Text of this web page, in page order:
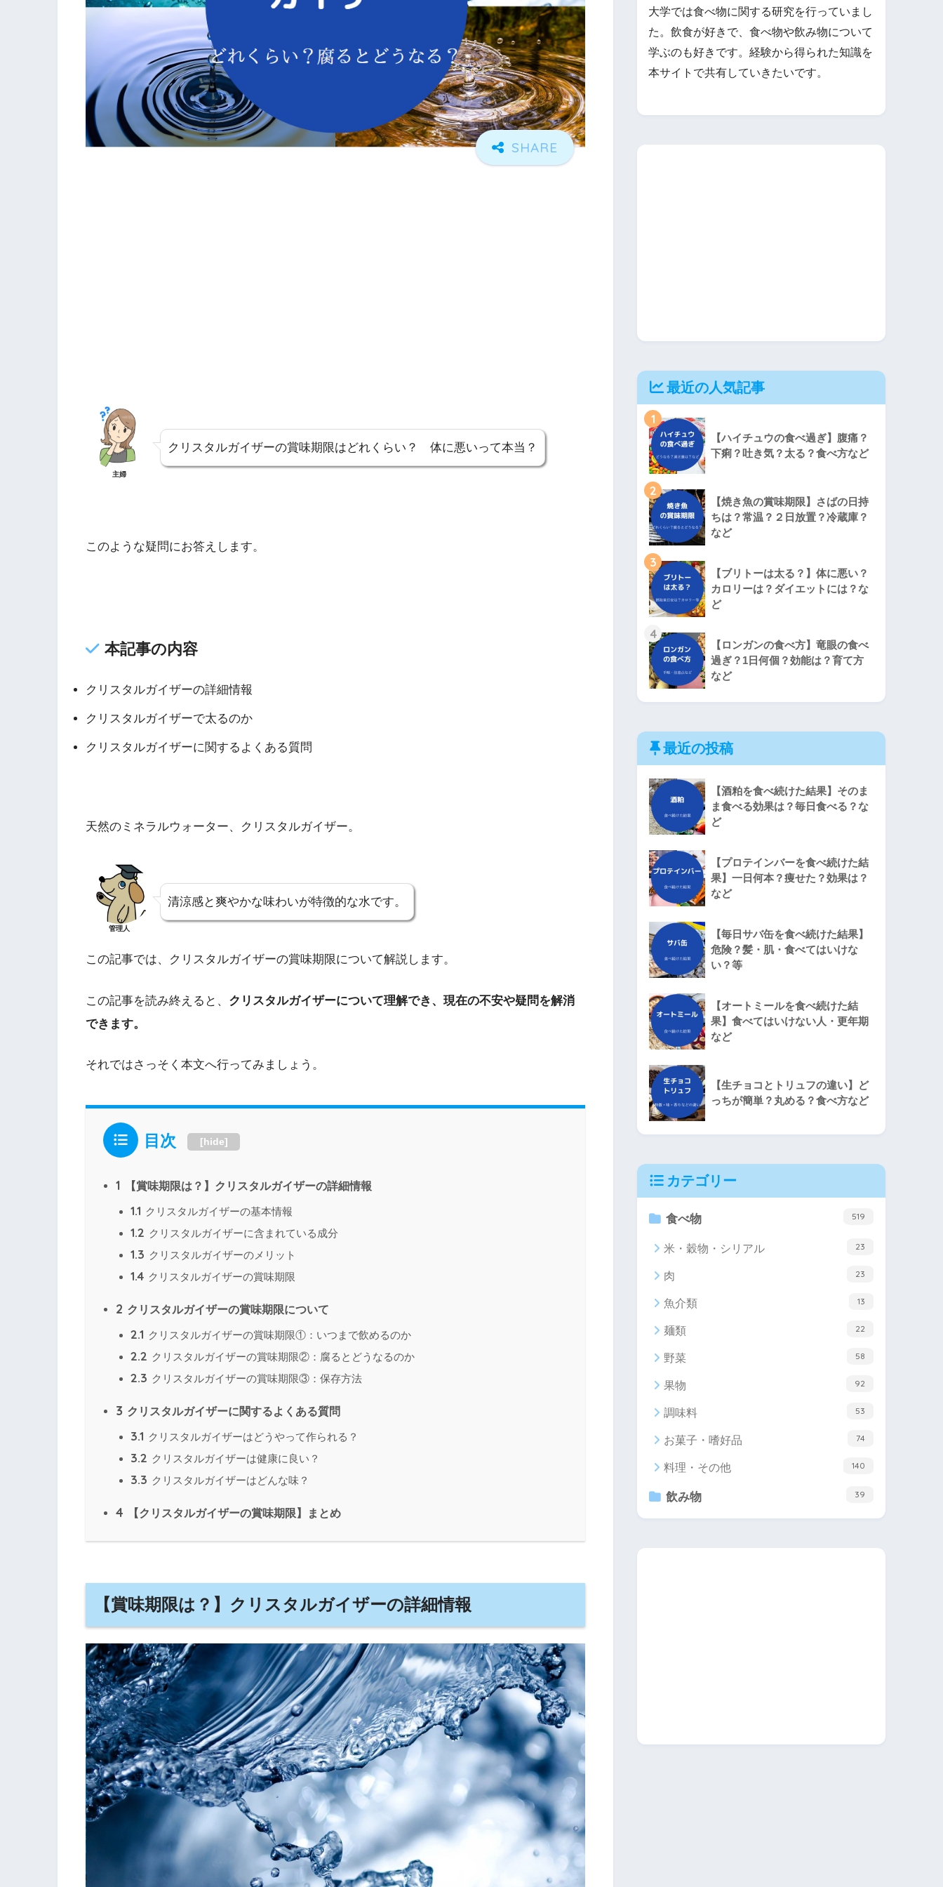
主婦
クリスタルガイザーの賞味期限はどれくらい？ 体に悪いって本当？
このような疑問にお答えします。
本記事の内容
クリスタルガイザーの詳細情報
クリスタルガイザーで太るのか
クリスタルガイザーに関するよくある質問
天然のミネラルウォーター、クリスタルガイザー。
管理人
清涼感と爽やかな味わいが特徴的な水です。
この記事では、クリスタルガイザーの賞味期限について解説します。
この記事を読み終えると、 クリスタルガイザーについて理解でき、現在の不安や疑問を解消
できます。
それではさっそく本文へ行ってみましょう。
目次 [hide]
1 【賞味期限は？】クリスタルガイザーの詳細情報
1.1 クリスタルガイザーの基本情報
1.2 クリスタルガイザーに含まれている成分
1.3 クリスタルガイザーのメリット
1.4 クリスタルガイザーの賞味期限
2 クリスタルガイザーの賞味期限について
2.1 クリスタルガイザーの賞味期限①：いつまで飲めるのか
2.2 クリスタルガイザーの賞味期限②：腐るとどうなるのか
2.3 クリスタルガイザーの賞味期限③：保存方法
3 クリスタルガイザーに関するよくある質問
3.1 クリスタルガイザーはどうやって作られる？
3.2 クリスタルガイザーは健康に良い？
3.3 クリスタルガイザーはどんな味？
4 【クリスタルガイザーの賞味期限】まとめ
【賞味期限は？】クリスタルガイザーの詳細情報
大学では食べ物に関する研究を行っていまし
た。飲食が好きで、食べ物や飲み物について
学ぶのも好きです。経験から得られた知識を
本サイトで共有していきたいです。
最近の人気記事
1
【ハイチュウの食べ過ぎ】腹痛？
下痢？吐き気？太る？食べ方など
2
【焼き魚の賞味期限】さばの日持
ちは？常温？２日放置？冷蔵庫？
など
3
【ブリトーは太る？】体に悪い？
カロリーは？ダイエットには？な
ど
4
【ロンガンの食べ方】竜眼の食べ
過ぎ？1日何個？効能は？育て方
など
最近の投稿
【酒粕を食べ続けた結果】そのま
ま食べる効果は？毎日食べる？な
ど
【プロテインバーを食べ続けた結
果】一日何本？痩せた？効果は？
など
【毎日サバ缶を食べ続けた結果】
危険？髪・肌・食べてはいけな
い？等
【オートミールを食べ続けた結
果】食べてはいけない人・更年期
など
【生チョコとトリュフの違い】ど
っちが簡単？丸める？食べ方など
カテゴリー
食べ物 519
米・穀物・シリアル 23
肉 23
魚介類 13
麺類 22
野菜 58
果物 92
調味料 53
お菓子・嗜好品 74
料理・その他 140
飲み物 39